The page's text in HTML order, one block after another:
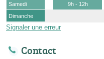
Samedi
9h - 12h
Dimanche
Signaler une erreur
Contact